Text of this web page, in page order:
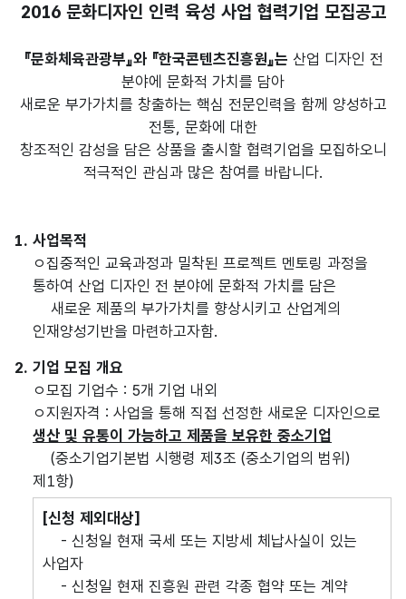
2016 문화디자인 인력 육성 사업 협력기업 모집공고
『문화체육관광부』와 『한국콘텐츠진흥원』는 산업 디자인 전
분야에 문화적 가치를 담아
새로운 부가가치를 창출하는 핵심 전문인력을 함께 양성하고
전통, 문화에 대한
창조적인 감성을 담은 상품을 출시할 협력기업을 모집하오니
적극적인 관심과 많은 참여를 바랍니다.
1. 사업목적
ㅇ집중적인 교육과정과 밀착된 프로젝트 멘토링 과정을
통하여 산업 디자인 전 분야에 문화적 가치를 담은
새로운 제품의 부가가치를 향상시키고 산업계의
인재양성기반을 마련하고자함.
2. 기업 모집 개요
ㅇ모집 기업수 : 5개 기업 내외
ㅇ지원자격 : 사업을 통해 직접 선정한 새로운 디자인으로
생산 및 유통이 가능하고 제품을 보유한 중소기업
(중소기업기본법 시행령 제3조 (중소기업의 범위)
제1항)
[신청 제외대상]
- 신청일 현재 국세 또는 지방세 체납사실이 있는
사업자
- 신청일 현재 진흥원 관련 각종 협약 또는 계약